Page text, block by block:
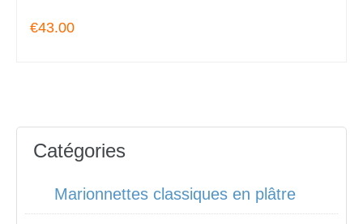
€43.00
Catégories
Marionnettes classiques en plâtre